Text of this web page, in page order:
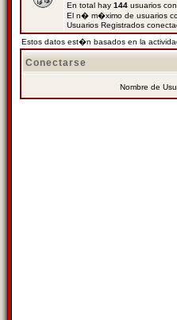
En total hay 144 usuarios
El n� m�ximo de usuarios
Usuarios Registrados
Estos datos est�n basados en la
Conectarse
Nombre de